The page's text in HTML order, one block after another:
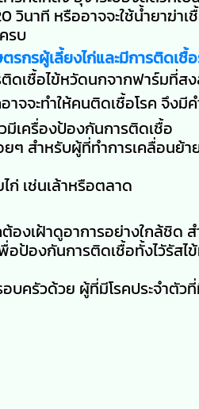
นาที หรืออาจจะใช้น้ำยาฆ่า
รบ
กรผู้เลี้ยงไก่และมีการติดเ
ดเชื้อไข้หวัดนกจากฟาร์มที่ส
จจะทำให้คนติดเชื้อโรค จึง
เครื่องป้องกันการติดเชื้อ
สำหรับผู้ที่ทำการเคลื่อนย้า
ก่ เช่นเล้าหรือตลาด
งเฝ้าดูอาการอย่างใกล้ชิด
อป้องกันการติดเชื้อทั้งไวัรัส
ครัวด้วย ผู้ที่มีโรคประจำตัว